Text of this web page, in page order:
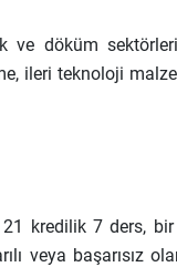
ve döküm
ileri teknoloji
kredilik 7 ders,
veya başarısız